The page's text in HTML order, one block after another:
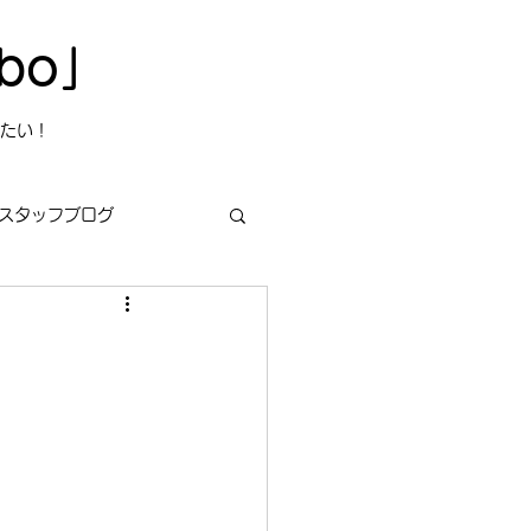
」
い！
スタッフブログ